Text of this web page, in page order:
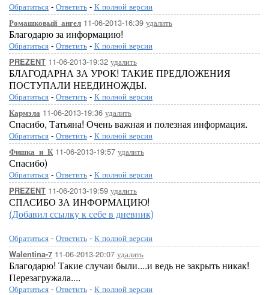
Обратиться - Ответить - К полной версии
Ромашковый_ангел 11-06-2013-16:39 удалить
Благодарю за информацию!
Обратиться - Ответить - К полной версии
PREZENT 11-06-2013-19:32 удалить
БЛАГОДАРНА ЗА УРОК! ТАКИЕ ПРЕДЛОЖЕНИЯ
ПОСТУПАЛИ НЕЕДИНОЖДЫ.
Обратиться - Ответить - К полной версии
Кармэла 11-06-2013-19:36 удалить
Спасибо, Татьяна! Очень важная и полезная информация.
Обратиться - Ответить - К полной версии
Фишка_и_К11-06-2013-19:57 удалить
Спасибо)
Обратиться - Ответить - К полной версии
PREZENT 11-06-2013-19:59 удалить
СПАСИБО ЗА ИНФОРМАЦИЮ!
(Добавил ссылку к себе в дневник)
Обратиться - Ответить - К полной версии
Walentina-7 11-06-2013-20:07 удалить
Благодарю! Такие случаи были....и ведь не закрыть никак!
Перезагружала....
Обратиться - Ответить - К полной версии